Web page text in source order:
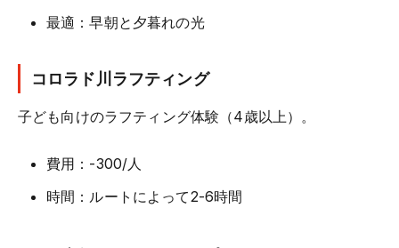
最適：早朝と夕暮れの光
コロラド川ラフティング
子ども向けのラフティング体験（4歳以上）。
費用：-300/人
時間：ルートによって2-6時間